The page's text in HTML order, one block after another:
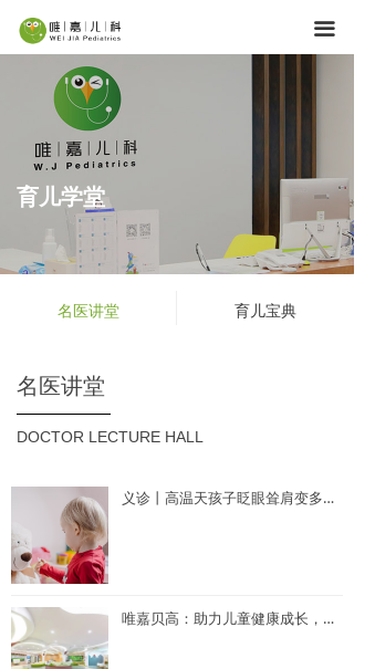
끀
首页
服务内容
医疗团队
育儿学堂
机构网点
关于唯嘉
加入我们
育儿学堂
名医讲堂
DOCTOR LECTURE HALL
名医讲堂 育儿宝典
义诊丨高温天孩子眨眼耸肩变多了？医生：这可能不是你的错觉，但也不必太紧张
唯嘉贝高：助力儿童健康成长，突破身高难题